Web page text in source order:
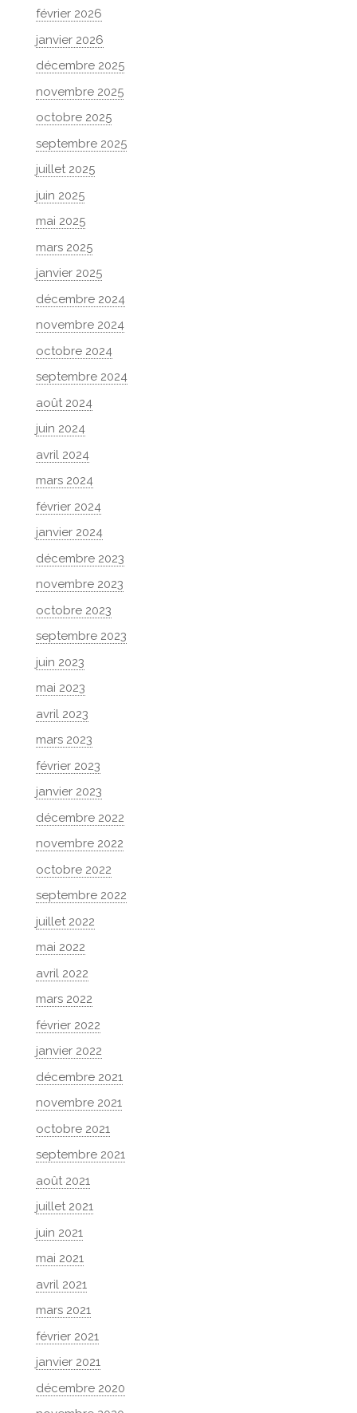
février 2026
janvier 2026
décembre 2025
novembre 2025
octobre 2025
septembre 2025
juillet 2025
juin 2025
mai 2025
mars 2025
janvier 2025
décembre 2024
novembre 2024
octobre 2024
septembre 2024
août 2024
juin 2024
avril 2024
mars 2024
février 2024
janvier 2024
décembre 2023
novembre 2023
octobre 2023
septembre 2023
juin 2023
mai 2023
avril 2023
mars 2023
février 2023
janvier 2023
décembre 2022
novembre 2022
octobre 2022
septembre 2022
juillet 2022
mai 2022
avril 2022
mars 2022
février 2022
janvier 2022
décembre 2021
novembre 2021
octobre 2021
septembre 2021
août 2021
juillet 2021
juin 2021
mai 2021
avril 2021
mars 2021
février 2021
janvier 2021
décembre 2020